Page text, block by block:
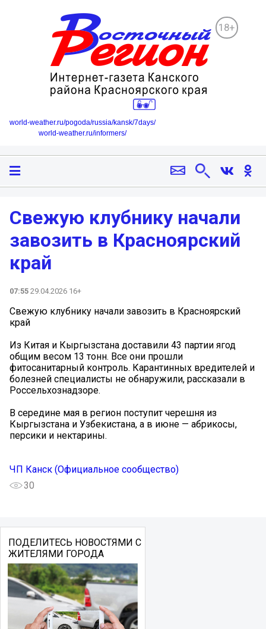
18+
world-weather.ru/pogoda/russia/kansk/7days/
world-weather.ru/informers/
Свежую клубнику начали
завозить в Красноярский
край
07:55 29.04.2026 16+
Свежую клубнику начали завозить в Красноярский
край
Из Китая и Кыргызстана доставили 43 партии ягод
общим весом 13 тонн. Все они прошли
фитосанитарный контроль. Карантинных вредителей и
болезней специалисты не обнаружили, рассказали в
Россельхознадзоре.
В середине мая в регион поступит черешня из
Кыргызстана и Узбекистана, а в июне — абрикосы,
персики и нектарины.
ЧП Канск (Официальное сообщество)
30
ПОДЕЛИТЕСЬ НОВОСТЯМИ С
ЖИТЕЛЯМИ ГОРОДА